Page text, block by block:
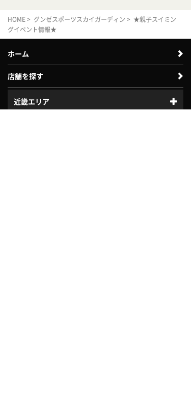
HOME> グンゼスポーツスカイガーディン > ★親子スイミン
グイベント情報★
ホーム
店舗を探す
近畿エリア